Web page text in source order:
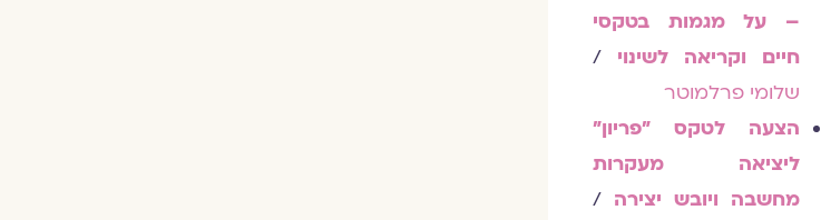
– על מגמות בטקסי
חיים וקריאה לשינוי
/
שלומי פרלמוטר
הצעה לטקס "פריון"
ליציאה מעקרות
מחשבה ויובש יצירה /